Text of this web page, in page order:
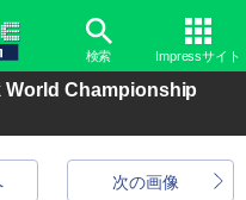
検索 Impressサイト
World Championship
次の画像